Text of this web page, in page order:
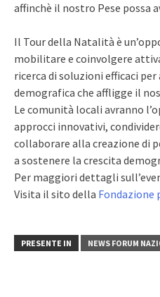
affinchè il nostro Pese possa
Il Tour della Natalità è
mobilitare e coinvolgere
ricerca di soluzioni efficaci
demografica che affligge il
Le comunità locali avranno
approcci innovativi,
collaborare alla creazione di
a sostenere la crescita
Per maggiori dettagli
Visita il sito della Fondazione
PRESENTE IN NEWS FORUM